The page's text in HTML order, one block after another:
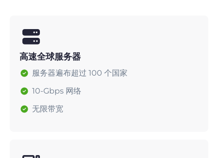
高速全球服务器
服务器遍布超过 100 个国家
10-Gbps 网络
无限带宽